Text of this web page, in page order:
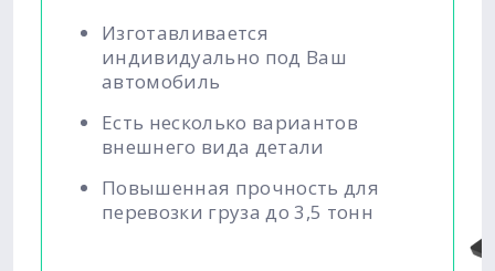
Изготавливается
индивидуально под Ваш
автомобиль
Есть несколько вариантов
внешнего вида детали
Повышенная прочность для
перевозки груза до 3,5 тонн